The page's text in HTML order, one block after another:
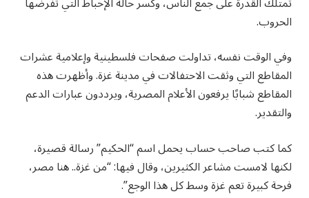
الحروب.
وفي الوقت نفسه، تداولت صفحات فلسطينية وإعلامية عشرات
المقاطع التي وثقت الاحتفالات في مدينة غزة. وأظهرت هذه
المقاطع شبابًا يرفعون الأعلام المصرية، ويرددون عبارات الدعم
والتقدير.
كما كتب صاحب حساب يحمل اسم “الحكيم” رسالة قصيرة،
لكنها لامست مشاعر الكثيرين، وقال فيها: “من غزة.. هنا مصر،
فرحة كبيرة تعم غزة وسط كل هذا الوجع”.